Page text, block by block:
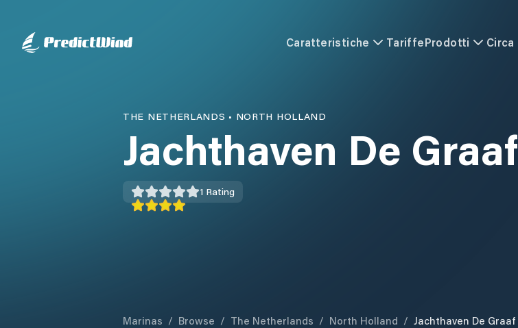
Caratteristiche TariffeProdotti Circa
THE NETHERLANDS • NORTH HOLLAND
Jachthaven De Graaf
1 Rating
Marinas / Browse / The Netherlands / North Holland / Jachthaven De Graaf